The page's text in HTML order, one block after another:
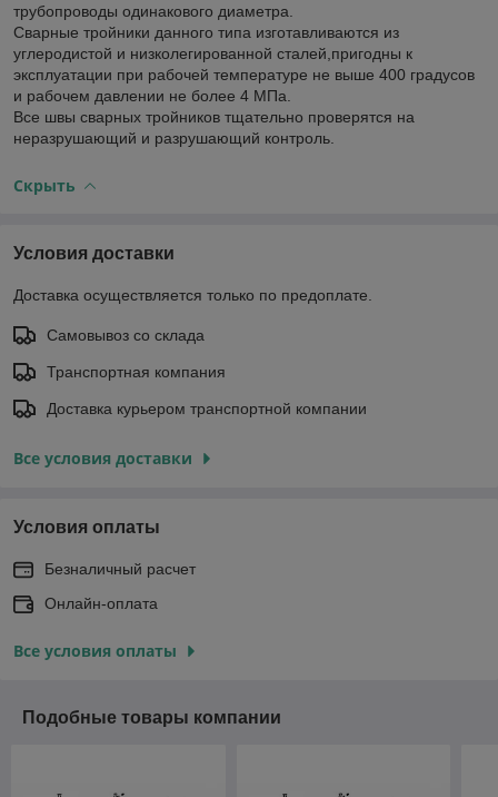
трубопроводы одинакового диаметра.
Сварные тройники данного типа изготавливаются из
углеродистой и низколегированной сталей,пригодны к
эксплуатации при рабочей температуре не выше 400 градусов
и рабочем давлении не более 4 МПа.
Все швы сварных тройников тщательно проверятся на
неразрушающий и разрушающий контроль.
Скрыть
Условия доставки
Доставка осуществляется только по предоплате.
Самовывоз со склада
Транспортная компания
Доставка курьером транспортной компании
Все условия доставки
Условия оплаты
Безналичный расчет
Онлайн-оплата
Все условия оплаты
Подобные товары компании